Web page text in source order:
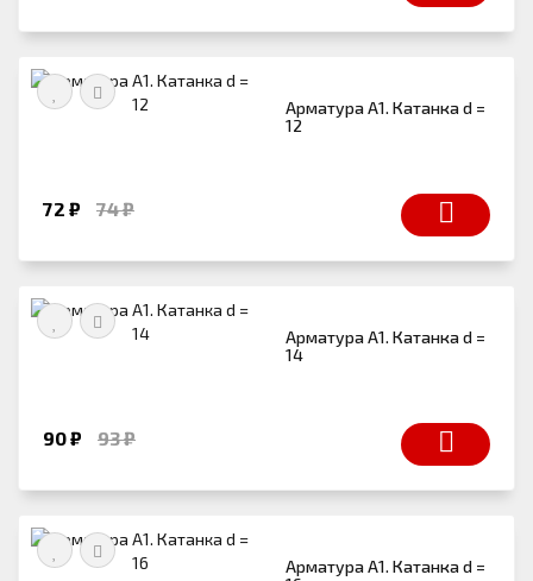
Арматура А1. Катанка d =
12
72 ₽ 74 ₽
Арматура А1. Катанка d =
14
90 ₽ 93 ₽
Арматура А1. Катанка d =